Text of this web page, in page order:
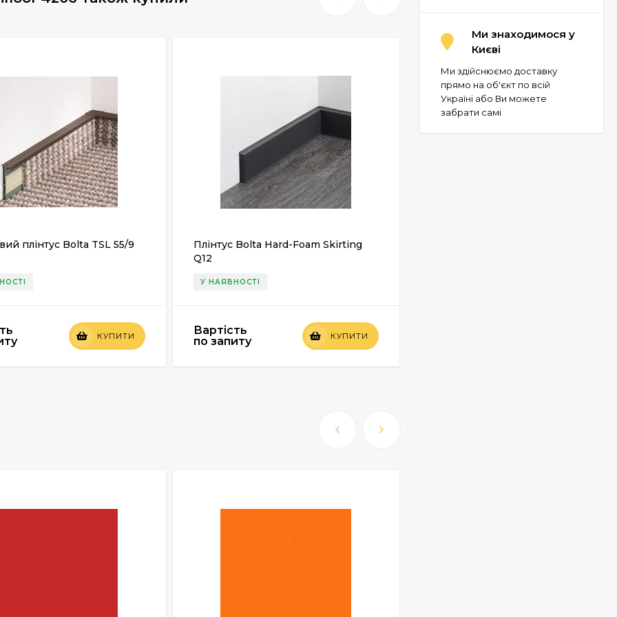
плінтус Bolta TSL 55/9
КУПИТИ
Плінтус Bolta Hard-Foam Skirting
Q12
У НАЯВНОСТІ
Вартість
по запиту
КУПИТИ
Ми знаходимося у
Києві
Ми здійснюємо доставку
прямо на об'єкт по всій
Україні або Ви можете
забрати самі